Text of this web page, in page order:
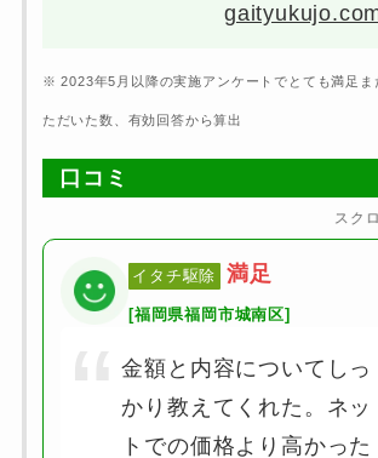
※ 2023年5月以降の実施アンケートでとても満足ま
ただいた数、有効回答から算出
口コミ
スク
イタチ駆除 満足
[福岡県福岡市城南区]
金額と内容についてしっ
かり教えてくれた。ネッ
トでの価格より高かった